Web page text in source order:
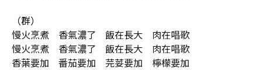
（群）
慢火烹煮 香氣濃了 飯在長大 肉在唱歌
慢火烹煮 香氣濃了 飯在長大 肉在唱歌
香葉要加 番茄要加 芫荽要加 檸檬要加